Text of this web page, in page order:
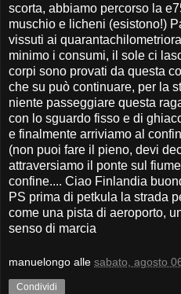
scorta, abbiamo percorso la
muschio e licheni (esistono!)
vissuti ai
minimo i consumi, il sole ci
corpi sono provati da questa
che su può continuare, per la
niente passeggiare questa
con lo sguardo fisso e di
e finalmente arriviamo al
(non puoi fare il pieno, devi
attraversiamo il ponte sul
confine.... Ciao Finlandia
PS prima di petkula la strada
come una pista di aeroporto,
senso di marcia
manuelongo alle sabato, agosto
Condividi